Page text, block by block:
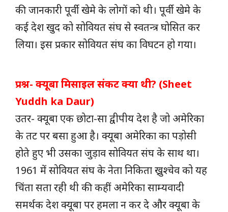
की जानकारी पूर्वी खेमे के लोगों को थी। पूर्वी खेमे के
कई देश खुद को सोवियत संघ से स्वतन्त्र घोसित कर
लिया। इस प्रकार सोवियत संघ का विघटन हो गया।
प्रश्न- क्यूबा मिसाइल संकट क्या थी? (Sheet
Yuddh ka Daur)
उतर- क्यूबा एक छोटा-सा द्वीपीय देश है जो अमेरिका
के तट पर बसा हुआ है। क्यूबा अमेरिका का पड़ोसी
होते हुए भी उसका जुड़ाव सोवियत संघ के साथ था।
1961 में सोवियत संघ के नेता निकिता ख्रुश्चेव को यह
चिंता सता रही थी की कहीं अमेरिका साम्यवादी
समर्थक देश क्यूबा पर हमला न कर दे और क्यूबा के